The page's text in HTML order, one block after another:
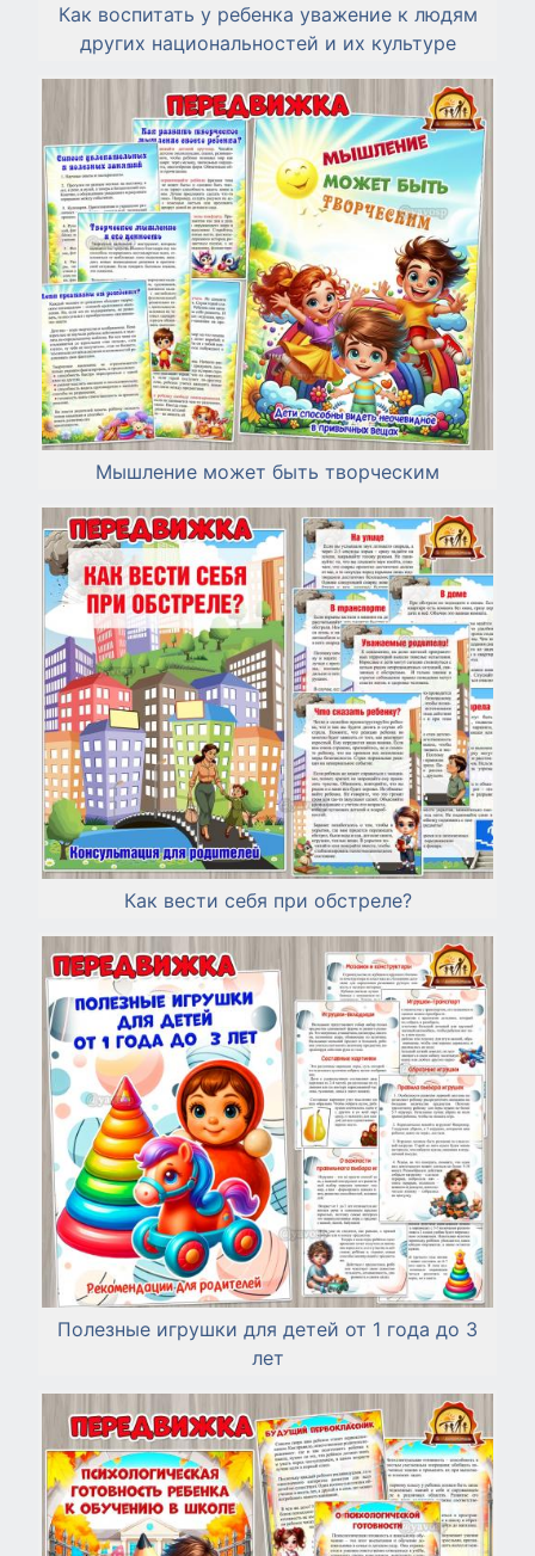
Как воспитать у ребенка уважение к людям
других национальностей и их культуре
Мышление может быть творческим
Как вести себя при обстреле?
Полезные игрушки для детей от 1 года до 3
лет